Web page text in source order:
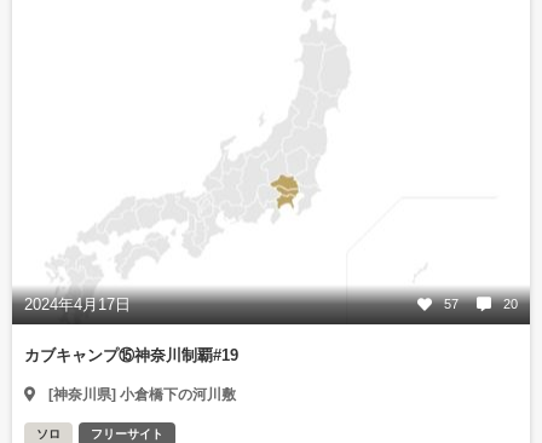
2024年4月17日 57 20
カブキャンプ⑮神奈川制覇#19
[神奈川県] 小倉橋下の河川敷
ソロ フリーサイト